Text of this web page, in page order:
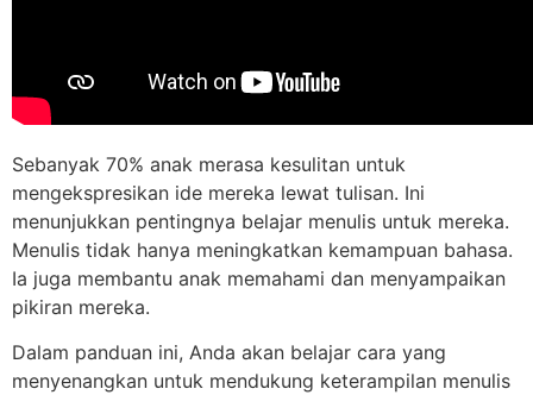
Sebanyak 70% anak merasa kesulitan untuk
mengekspresikan ide mereka lewat tulisan. Ini
menunjukkan pentingnya belajar menulis untuk mereka.
Menulis tidak hanya meningkatkan kemampuan bahasa.
Ia juga membantu anak memahami dan menyampaikan
pikiran mereka.
Dalam panduan ini, Anda akan belajar cara yang
menyenangkan untuk mendukung keterampilan menulis